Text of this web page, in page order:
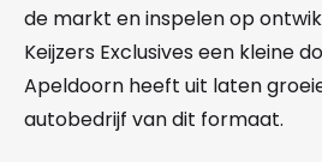
de markt en inspelen op
Keijzers Exclusives een kleine
Apeldoorn heeft uit laten
autobedrijf van dit formaat.